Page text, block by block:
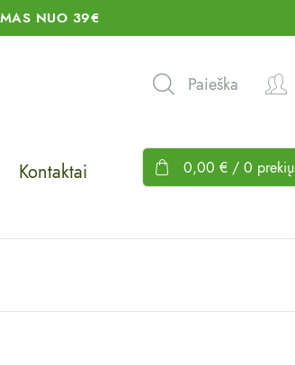
NUO 39€
Paieška
Kontaktai 0,00 € / 0 prekių